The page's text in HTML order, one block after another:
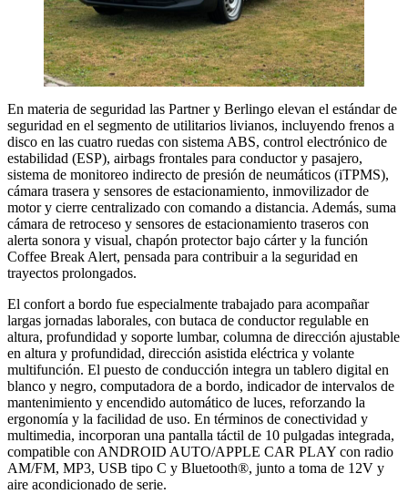
En materia de seguridad las Partner y Berlingo elevan el estándar de
seguridad en el segmento de utilitarios livianos, incluyendo frenos a
disco en las cuatro ruedas con sistema ABS, control electrónico de
estabilidad (ESP), airbags frontales para conductor y pasajero,
sistema de monitoreo indirecto de presión de neumáticos (iTPMS),
cámara trasera y sensores de estacionamiento, inmovilizador de
motor y cierre centralizado con comando a distancia. Además, suma
cámara de retroceso y sensores de estacionamiento traseros con
alerta sonora y visual, chapón protector bajo cárter y la función
Coffee Break Alert, pensada para contribuir a la seguridad en
trayectos prolongados.
El confort a bordo fue especialmente trabajado para acompañar
largas jornadas laborales, con butaca de conductor regulable en
altura, profundidad y soporte lumbar, columna de dirección ajustable
en altura y profundidad, dirección asistida eléctrica y volante
multifunción. El puesto de conducción integra un tablero digital en
blanco y negro, computadora de a bordo, indicador de intervalos de
mantenimiento y encendido automático de luces, reforzando la
ergonomía y la facilidad de uso. En términos de conectividad y
multimedia, incorporan una pantalla táctil de 10 pulgadas integrada,
compatible con ANDROID AUTO/APPLE CAR PLAY con radio
AM/FM, MP3, USB tipo C y Bluetooth®, junto a toma de 12V y
aire acondicionado de serie.